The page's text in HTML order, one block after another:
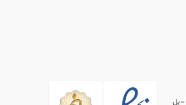
و ما اجناس را با ارائه عکس‌های دقیق و
- پل